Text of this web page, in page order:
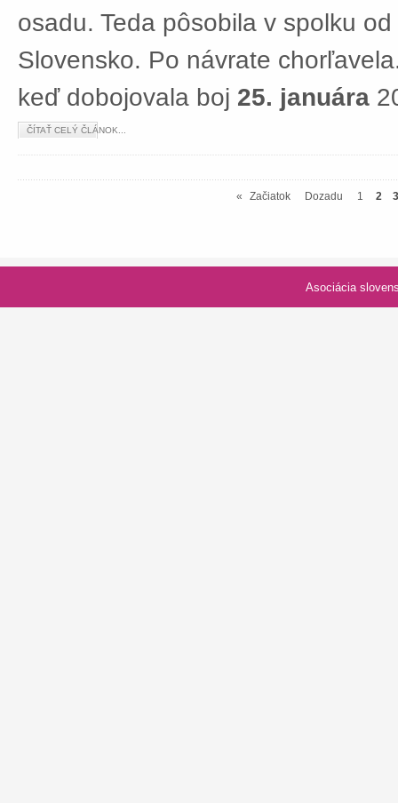
osadu. Teda pôsobila v spolku
Slovensko. Po návrate
keď dobojovala boj 25. januára
ČÍTAŤ CELÝ ČLÁNOK...
« Začiatok Dozadu 1 2 3
Asociácia slovenských